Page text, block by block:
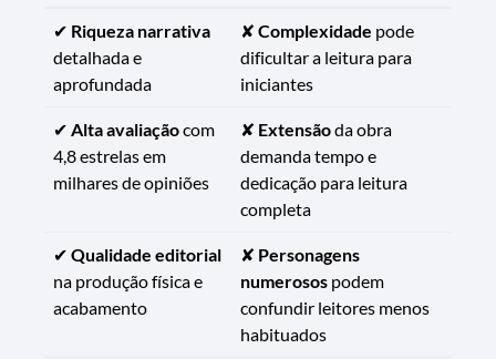
✔ Riqueza narrativa
detalhada e
aprofundada
✘ Complexidade pode
dificultar a leitura para
iniciantes
✔ Alta avaliaçãocom
4,8 estrelas em
milhares de opiniões
✘ Extensãoda obra
demanda tempo e
dedicação para leitura
completa
✔ Qualidade editorial
na produção física e
acabamento
✘ Personagens
numerosos podem
confundir leitores menos
habituados